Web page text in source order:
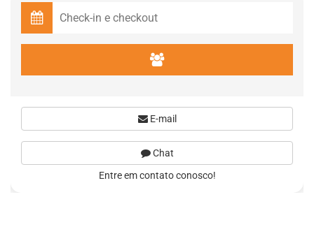
E-mail
Chat
Entre em contato conosco!